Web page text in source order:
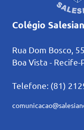
Colégio
Rua Dom Bosco,
Boa Vista - Recife-
Telefone: (81)